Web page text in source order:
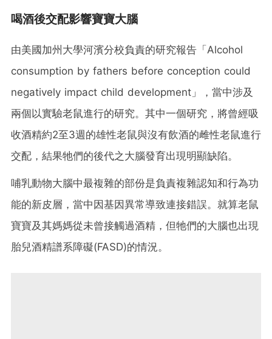
喝酒後交配影響寶寶大腦
由美國加州大學河濱分校負責的研究報告「Alcohol
consumption by fathers before conception could
negatively impact child development」，當中涉及
兩個以實驗老鼠進行的研究。其中一個研究，將曾經吸
收酒精約2至3週的雄性老鼠與沒有飲酒的雌性老鼠進行
交配，結果牠們的後代之大腦發育出現明顯缺陷。
哺乳動物大腦中最複雜的部份是負責複雜認知和行為功
能的新皮層，當中因基因異常導致連接錯誤。就算老鼠
寶寶及其媽媽從未曾接觸過酒精，但牠們的大腦也出現
胎兒酒精譜系障礙(FASD)的情況。